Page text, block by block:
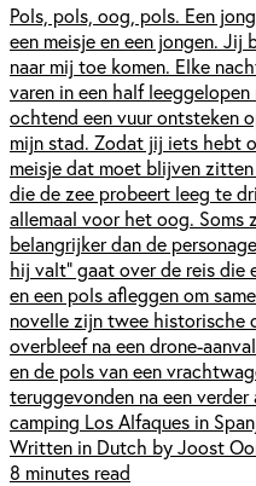
Pols, pols, oog, pols. Een
een meisje en een jongen.
naar mij toe komen. Elke
varen in een half
ochtend een vuur ontsteken
mijn stad. Zodat jij iets hebt
meisje dat moet blijven
die de zee probeert leeg te
allemaal voor het oog. Soms
belangrijker dan de
hij valt" gaat over de reis die
en een pols afleggen om
novelle zijn twee historische
overbleef na een drone-
en de pols van een
teruggevonden na een
camping Los Alfaques in
Written in Dutch by Joost
8 minutes read